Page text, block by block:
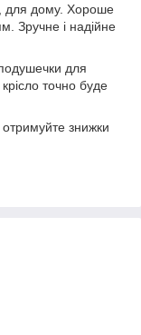
для дому. Хороше
Зручне і надійне
для
точно буде
знижки